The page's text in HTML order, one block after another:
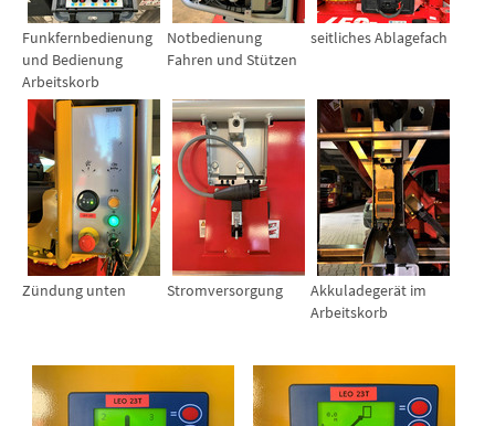
Funkfernbedienung
und Bedienung
Arbeitskorb
Notbedienung
Fahren und Stützen
seitliches Ablagefach
Show larger version for:
Zündung unten
Show larger version for:
Stromversorgung
Show larger version for:
Akkuladegerät im
Arbeitskorb
Show larger version for: Show larger version for: